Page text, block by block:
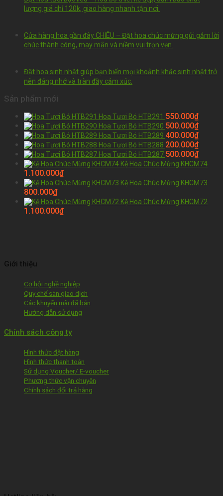
lượng giá chỉ 120k, giao hàng nhanh tận nơi.
Cửa hàng hoa gần đây CHIÊU – Đặt hoa chúc mừng gửi gắm lời
chúc thành công, may mắn và niềm vui trọn vẹn.
Đặt hoa sinh nhật giúp bạn biến mọi khoảnh khắc sinh nhật trở
nên đáng nhớ và tràn đầy cảm xúc.
Sản phẩm mới
Hoa Tươi Bó HTB291 550.000₫
Hoa Tươi Bó HTB290 500.000₫
Hoa Tươi Bó HTB289 400.000₫
Hoa Tươi Bó HTB288 200.000₫
Hoa Tươi Bó HTB287 500.000₫
Kệ Hoa Chúc Mừng KHCM74
1.100.000₫
Kệ Hoa Chúc Mừng KHCM73
800.000₫
Kệ Hoa Chúc Mừng KHCM72
1.100.000₫
Giới thiệu
Cơ hội nghề nghiệp
Quy chế sàn giao dịch
Các khuyến mãi đã bán
Hướng dẫn sử dụng
Chính sách công ty
Hình thức đặt hàng
Hình thức thanh toán
Sử dụng Voucher/ E-voucher
Phương thức vận chuyên
Chính sách đổi trả hàng